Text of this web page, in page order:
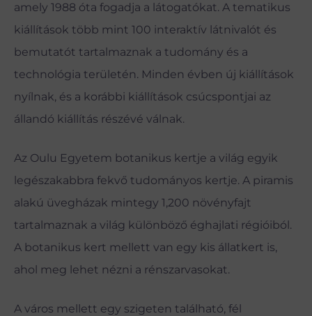
amely 1988 óta fogadja a látogatókat. A tematikus
kiállítások több mint 100 interaktív látnivalót és
bemutatót tartalmaznak a tudomány és a
technológia területén. Minden évben új kiállítások
nyílnak, és a korábbi kiállítások csúcspontjai az
állandó kiállítás részévé válnak.
Az Oulu Egyetem botanikus kertje a világ egyik
legészakabbra fekvő tudományos kertje. A piramis
alakú üvegházak mintegy 1,200 növényfajt
tartalmaznak a világ különböző éghajlati régióiból.
A botanikus kert mellett van egy kis állatkert is,
ahol meg lehet nézni a rénszarvasokat.
A város mellett egy szigeten található, fél